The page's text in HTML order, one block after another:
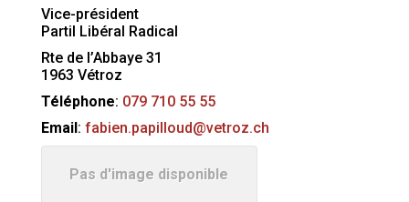
Vice-président
Partil Libéral Radical
Rte de l’Abbaye 31
1963 Vétroz
Téléphone: 079 710 55 55
Email: fabien.papilloud@vetroz.ch
Pas d'image disponible